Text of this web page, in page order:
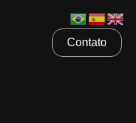
Contato